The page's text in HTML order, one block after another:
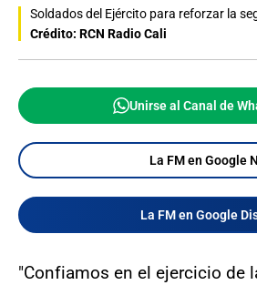
Soldados del Ejército para reforzar la
Crédito: RCN Radio Cali
Unirse al Canal de
La FM en Google
La FM en Google
"Confiamos en el ejercicio de